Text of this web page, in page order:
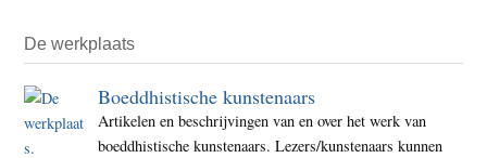
De werkplaats
Boeddhistische kunstenaars
Artikelen en beschrijvingen van en over het werk van
boeddhistische kunstenaars. Lezers/kunstenaars kunnen